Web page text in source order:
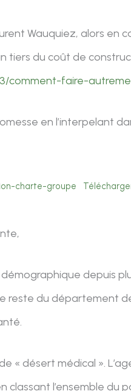
Wauquiez, alors en
tiers du coût de
comment-faire-
en l’interpelant
charte-groupe
depuis
reste du département
« désert médical ».
classant l’ensemble du